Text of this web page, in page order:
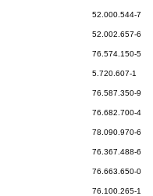
52.000.544-7
52.002.657-6
76.574.150-5
5.720.607-1
76.587.350-9
76.682.700-4
78.090.970-6
76.367.488-6
76.663.650-0
76.100.265-1